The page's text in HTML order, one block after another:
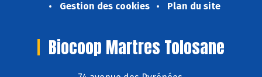
Gestion des cookies
Plan du site
Biocoop Martres Tolosane